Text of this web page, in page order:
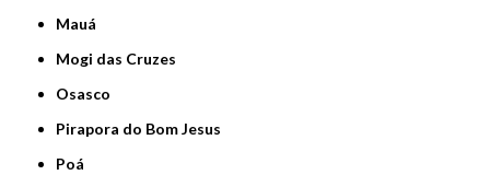
Mauá
Mogi das Cruzes
Osasco
Pirapora do Bom Jesus
Poá